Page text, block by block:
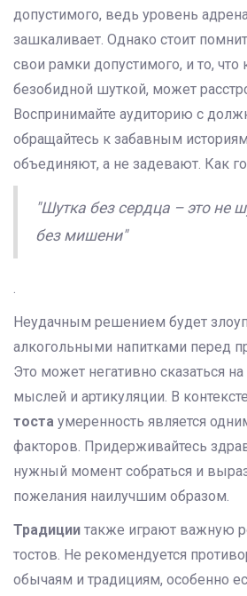
допустимого, ведь уровень
зашкаливает. Однако стоит
свои рамки допустимого, и то, что
безобидной шуткой, может
Воспринимайте аудиторию с
обращайтесь к забавным
объединяют, а не задевают. Как
"Шутка без сердца – это не
без мишени"
.
Неудачным решением будет
алкогольными напитками перед
Это может негативно сказаться
мыслей и артикуляции. В контексте
тоста умеренность является
факторов. Придерживайтесь
нужный момент собраться и
пожелания наилучшим образом.
Традиции также играют важную
тостов. Не рекомендуется
обычаям и традициям, особенно